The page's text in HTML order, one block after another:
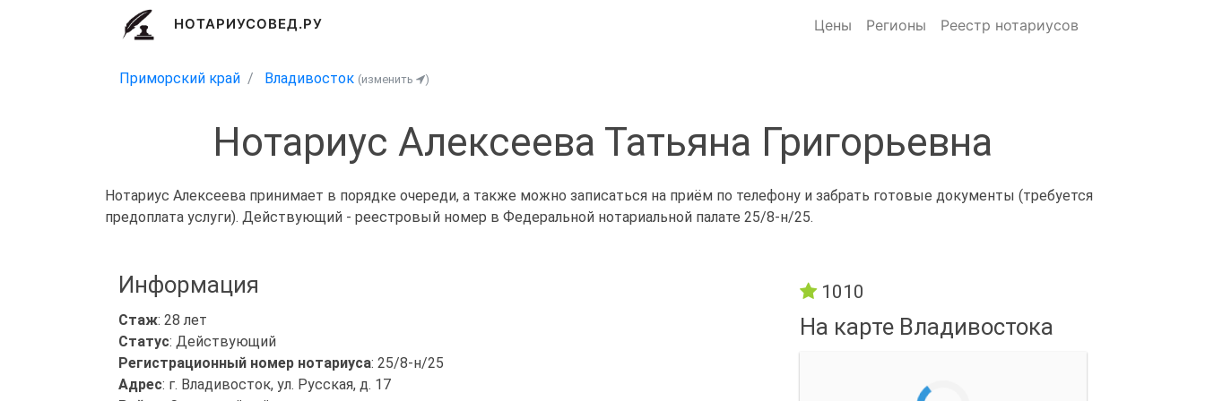
НОТАРИУСОВЕД.РУ Цены Регионы Реестр нотариусов
Приморский край Владивосток (изменить )
Нотариус Алексеева Татьяна Григорьевна
Нотариус Алексеева принимает в порядке очереди, а также можно записаться на приём по телефону и забрать готовые документы (требуется
предоплата услуги). Действующий - реестровый номер в Федеральной нотариальной палате 25/8-н/25.
Информация
Стаж: 28 лет
Статус: Действующий
Регистрационный номер нотариуса: 25/8-н/25
Адрес: г. Владивосток, ул. Русская, д. 17
1010
На карте Владивостока